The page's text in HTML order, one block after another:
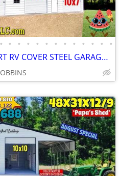
• • • • • • • • • • • • •
METAL BUILDINGS CARPORT RV COVER STEEL GARAGE UTILITY SHED POLE BARN